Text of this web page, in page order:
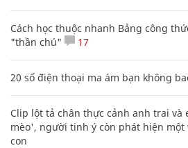
Cách học thuộc nhanh Bảng công
"thần chú"
17
20 số điện thoại ma ám bạn không
Clip lột tả chân thực cảnh anh trai và
mèo', người tinh ý còn phát hiện một
con